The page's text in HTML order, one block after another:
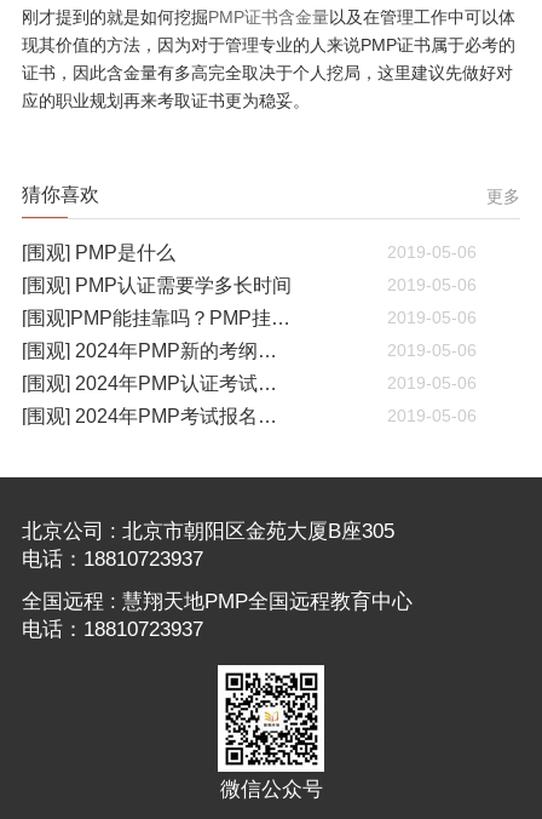
刚才提到的就是如何挖掘PMP证书含金量以及在管理工作中可以体
现其价值的方法，因为对于管理专业的人来说PMP证书属于必考的
证书，因此含金量有多高完全取决于个人挖局，这里建议先做好对
应的职业规划再来考取证书更为稳妥。
猜你喜欢 更多
[围观] PMP是什么 2019-05-06
[围观] PMP认证需要学多长时间 2019-05-06
[围观]PMP能挂靠吗？PMP挂靠一年多少钱 2019-05-06
[围观] 2024年PMP新的考纲有哪些变化 2019-05-06
[围观] 2024年PMP认证考试什么时候开考 2019-05-06
[围观] 2024年PMP考试报名通知 2019-05-06
北京公司 : 北京市朝阳区金苑大厦B座305
电话：18810723937
全国远程 : 慧翔天地PMP全国远程教育中心
电话：18810723937
微信公众号